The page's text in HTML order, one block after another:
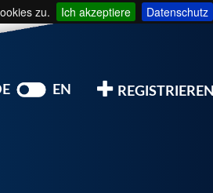
zu. Ich akzeptiere Datenschutz
EN REGISTRIEREN